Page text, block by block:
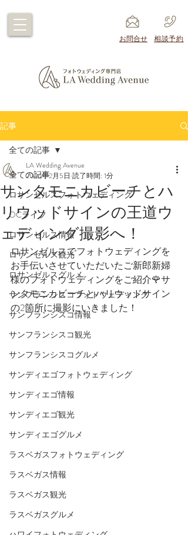
​お問合せ ​相談予約
記事
全ての記事
ロサンゼルスフォトウェディング
OCライフ
ロサンゼルス情報
ロサンゼルス観光
ロサンゼルスグルメ
サンフランシスコフォトウェディング
サンフランシスコ情報
サンフランシスコ観光
サンフランシスコグルメ
サンディエゴフォトウェディング
サンディエゴ情報
サンディエゴ観光
サンディエゴグルメ
ラスベガスフォトウェディング
ラスベガス情報
ラスベガス観光
ラスベガスグルメ
全ての記事
サンタモニカビーチとハ
リウッドサインの王道ウ
ェディング撮影へ！
LA Wedding Avenue
2024年2月5日 読了時間: 1分
ロサンゼルスでフォトウェディングを
お手伝いさせていただいたご新郎新婦
様のフォトウェディングをご紹介🌹サ
ンタモニカビーチとハリウッドサイン
の2箇所に撮影にいきました！